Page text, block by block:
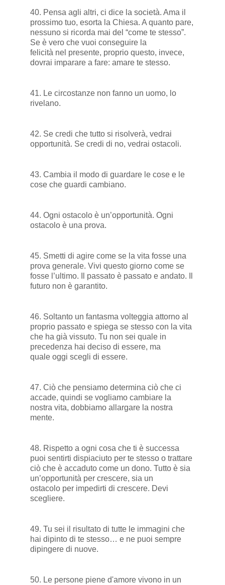
40. Pensa agli altri, ci dice la società. Ama il
prossimo tuo, esorta la Chiesa. A quanto pare,
nessuno si ricorda mai del “come te stesso”.
Se è vero che vuoi conseguire la
felicità nel presente, proprio questo, invece,
dovrai imparare a fare: amare te stesso.
41. Le circostanze non fanno un uomo, lo
rivelano.
42. Se credi che tutto si risolverà, vedrai
opportunità. Se credi di no, vedrai ostacoli.
43. Cambia il modo di guardare le cose e le
cose che guardi cambiano.
44. Ogni ostacolo è un’opportunità. Ogni
ostacolo è una prova.
45. Smetti di agire come se la vita fosse una
prova generale. Vivi questo giorno come se
fosse l’ultimo. Il passato è passato e andato. Il
futuro non è garantito.
46. Soltanto un fantasma volteggia attorno al
proprio passato e spiega se stesso con la vita
che ha già vissuto. Tu non sei quale in
precedenza hai deciso di essere, ma
quale oggi scegli di essere.
47. Ciò che pensiamo determina ciò che ci
accade, quindi se vogliamo cambiare la
nostra vita, dobbiamo allargare la nostra
mente.
48. Rispetto a ogni cosa che ti è successa
puoi sentirti dispiaciuto per te stesso o trattare
ciò che è accaduto come un dono. Tutto è sia
un’opportunità per crescere, sia un
ostacolo per impedirti di crescere. Devi
scegliere.
49. Tu sei il risultato di tutte le immagini che
hai dipinto di te stesso… e ne puoi sempre
dipingere di nuove.
50. Le persone piene d'amore vivono in un